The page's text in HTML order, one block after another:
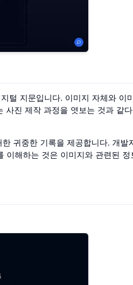
털 지문입니다. 이미지 자체와 이
사진 제작 과정을 엿보는 것과 같
한 귀중한 기록을 제공합니다. 개발
이해하는 것은 이미지와 관련된 정